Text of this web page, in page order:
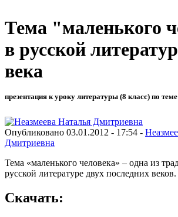
Тема "маленького
в русской
века
презентация к уроку литературы (8 класс) по теме
Опубликовано 03.01.2012 - 17:54 -
Дмитриевна
Тема «маленького человека» – одна из
русской литературе двух последних веков.
Скачать: